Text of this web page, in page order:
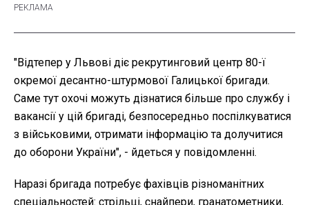
"Відтепер у Львові діє рекрутинговий центр 80-ї
окремої десантно-штурмової Галицької бригади.
Саме тут охочі можуть дізнатися більше про службу і
вакансії у цій бригаді, безпосередньо поспілкуватися
з військовими, отримати інформацію та долучитися
до оборони України", - йдеться у повідомленні.
Наразі бригада потребує фахівців різноманітних
спеціальностей: стрільці, снайпери, гранатометники,